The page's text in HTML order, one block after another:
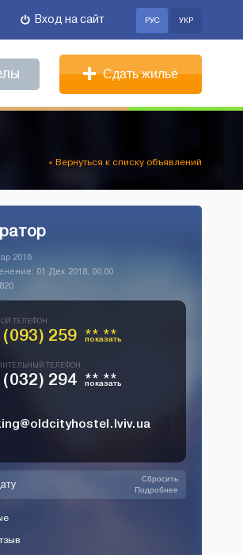
Вход на сайт РУС УКР
Сдать жильё
« Вернуться к списку объявлений
2016
01 Дек 2018, 00:00
ТЕЛЕФОН
(093) 259 ** **
показать
ТЕЛЕФОН
(032) 294 ** **
показать
Сбросить
Подробнее